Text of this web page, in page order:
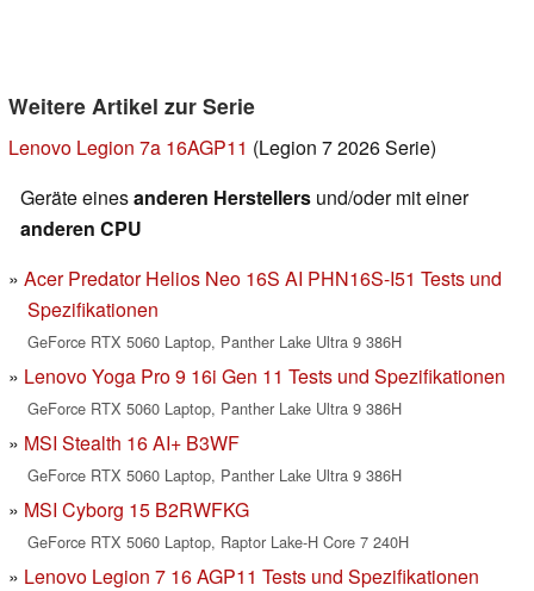
Weitere Artikel zur Serie
Lenovo Legion 7a 16AGP11 (Legion 7 2026 Serie)
Geräte einesanderen Herstellers und/oder mit einer
anderen CPU
Acer Predator Helios Neo 16S AI PHN16S-I51 Tests und
Spezifikationen
GeForce RTX 5060 Laptop, Panther Lake Ultra 9 386H
Lenovo Yoga Pro 9 16i Gen 11 Tests und Spezifikationen
GeForce RTX 5060 Laptop, Panther Lake Ultra 9 386H
MSI Stealth 16 AI+ B3WF
GeForce RTX 5060 Laptop, Panther Lake Ultra 9 386H
MSI Cyborg 15 B2RWFKG
GeForce RTX 5060 Laptop, Raptor Lake-H Core 7 240H
Lenovo Legion 7 16 AGP11 Tests und Spezifikationen